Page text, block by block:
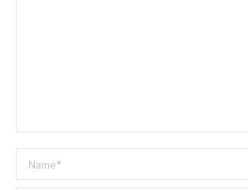
Name *